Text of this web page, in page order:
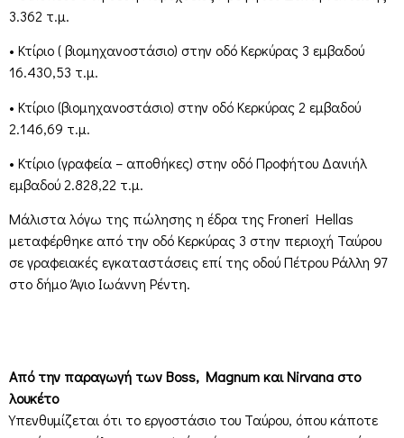
3.362 τ.μ.
• Κτίριο ( βιομηχανοστάσιο) στην οδό Κερκύρας 3 εμβαδού
16.430,53 τ.μ.
• Κτίριο (βιομηχανοστάσιο) στην οδό Κερκύρας 2 εμβαδού
2.146,69 τ.μ.
• Κτίριο (γραφεία – αποθήκες) στην οδό Προφήτου Δανιήλ
εμβαδού 2.828,22 τ.μ.
Μάλιστα λόγω της πώλησης η έδρα της Froneri Hellas
μεταφέρθηκε από την οδό Κερκύρας 3 στην περιοχή Ταύρου
σε γραφειακές εγκαταστάσεις επί της οδού Πέτρου Ράλλη 97
στο δήμο Άγιο Ιωάννη Ρέντη.
Από την παραγωγή των Boss, Magnum και Nirvana στο
λουκέτο
Υπενθυμίζεται ότι το εργοστάσιο του Ταύρου, όπου κάποτε